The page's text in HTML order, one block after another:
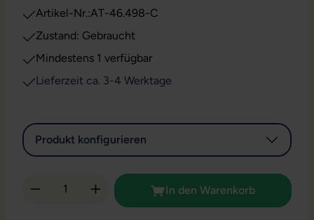
Artikel-Nr.:AT-46.498-C
Zustand: Gebraucht
Mindestens 1 verfügbar
Lieferzeit ca. 3-4 Werktage
Produkt konfigurieren
Produkt Anzahl: Gib den gewünschten
In den Warenkorb